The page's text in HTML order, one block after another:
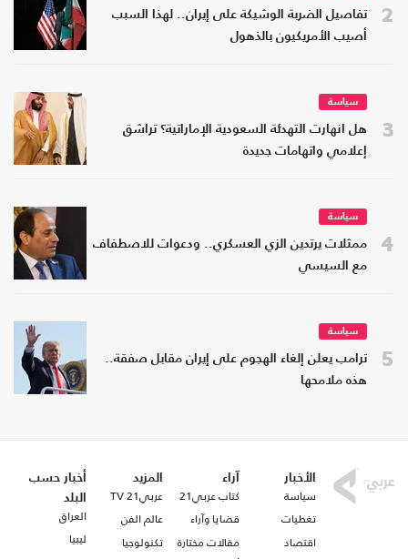
2
تفاصيل الضربة الوشيكة على إيران.. لهذا السبب
أصيب الأمريكيون بالذهول
3
سياسة
هل انهارت التهدئة السعودية الإماراتية؟ تراشق
إعلامي واتهامات جديدة
4
سياسة
ممثلات يرتدين الزي العسكري.. ودعوات للاصطفاف
مع السيسي
5
سياسة
ترامب يعلن إلغاء الهجوم على إيران مقابل صفقة..
هذه ملامحها
الأخبار
سياسة
تغطيات
اقتصاد
آراء
كتاب عربي21
قضايا وآراء
مقالات مختارة
المزيد
عربي21 TV
عالم الفن
تكنولوجيا
أخبار حسب
البلد
العراق
ليبيا